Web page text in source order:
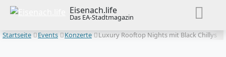
Eisenach.life
Das EA-Stadtmagazin
Startseite
Events Konzerte Luxury Rooftop Nights mit Black Chillys